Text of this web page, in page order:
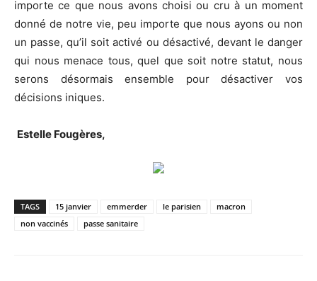
importe ce que nous avons choisi ou cru à un moment
donné de notre vie, peu importe que nous ayons ou non
un passe, qu’il soit activé ou désactivé, devant le danger
qui nous menace tous, quel que soit notre statut, nous
serons désormais ensemble pour désactiver vos
décisions iniques.
Estelle Fougères,
TAGS 15 janvier emmerder le parisien
macron
non vaccinés
passe sanitaire